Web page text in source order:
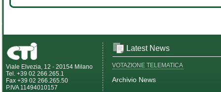
Viale Elvezia, 12 - 20154 Milano
Tel. +39 02 266.265.1
Fax +39 02 266.265.50
P.IVA 11494010157
Latest News
VOTAZIONE TELEMATICA
Archivio News